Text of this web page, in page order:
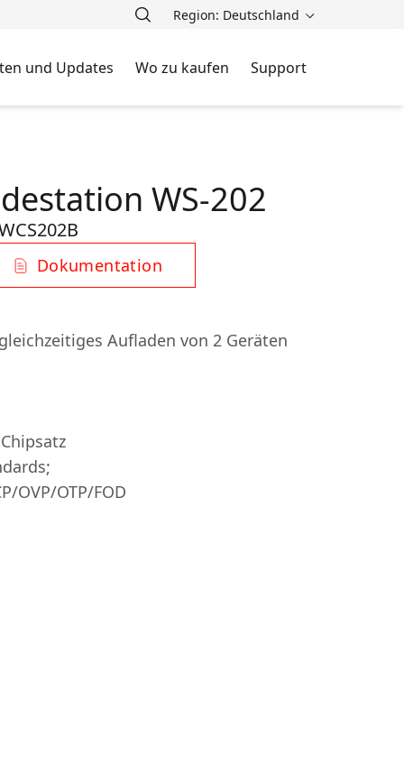
Region: Deutschland
und Updates Wo zu kaufen Support
WS-202
Dokumentation
Aufladen von 2 Geräten
OVP/OTP/FOD